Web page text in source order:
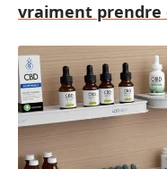
vraiment prendre